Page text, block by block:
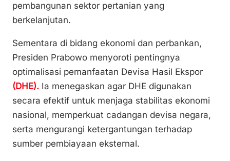
pembangunan sektor pertanian yang
berkelanjutan.
Sementara di bidang ekonomi dan perbankan,
Presiden Prabowo menyoroti pentingnya
optimalisasi pemanfaatan Devisa Hasil Ekspor
(DHE). Ia menegaskan agar DHE digunakan
secara efektif untuk menjaga stabilitas ekonomi
nasional, memperkuat cadangan devisa negara,
serta mengurangi ketergantungan terhadap
sumber pembiayaan eksternal.